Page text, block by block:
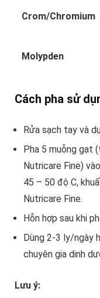
Crom/Chromium
Molypden
Cách pha sử
Rửa sạch tay và
Pha 5 muỗng gạt
Nutricare Fine)
45 – 50 độ C,
Nutricare Fine.
Hỗn hợp sau khi
Dùng 2-3 ly/ngày
chuyên gia dinh
Lưu ý: